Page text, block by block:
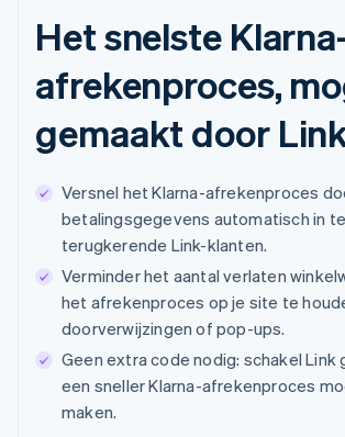
Het snelste
afrekenproces,
gemaakt door
Versnel het Klarna-afrekenproces
betalingsgegevens automatisch in
terugkerende Link-klanten.
Verminder het aantal verlaten
het afrekenproces op je site te
doorverwijzingen of pop-ups.
Geen extra code nodig: schakel Link
een sneller Klarna-afrekenproces
maken.